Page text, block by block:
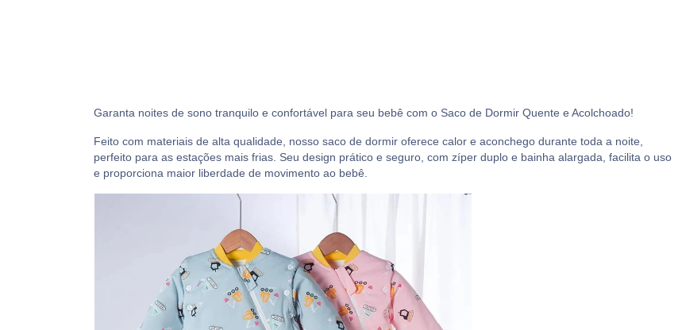
Garanta noites de sono tranquilo e confortável para seu bebê com o Saco de Dormir Quente e Acolchoado!
Feito com materiais de alta qualidade, nosso saco de dormir oferece calor e aconchego durante toda a noite,
perfeito para as estações mais frias. Seu design prático e seguro, com zíper duplo e bainha alargada, facilita o uso
e proporciona maior liberdade de movimento ao bebê.